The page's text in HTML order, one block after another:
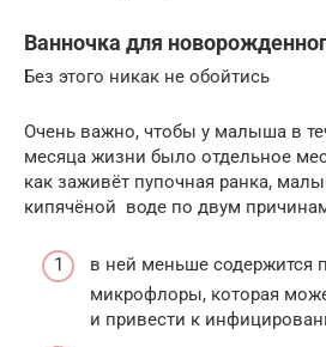
Ванночка для
Без этого никак не обойтись
Очень важно, чтобы у малыша в
месяца жизни было отдельное
как заживёт пупочная ранка,
кипячёной воде по двум
в ней меньше содержится
микрофлоры, которая
и привести к